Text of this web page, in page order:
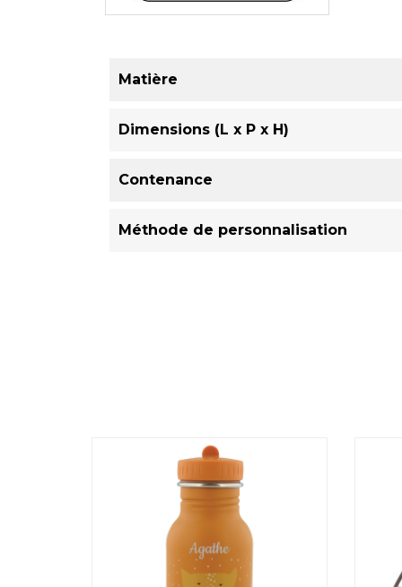
Matière
Dimensions (L x P x H)
Contenance
Méthode de personnalisation